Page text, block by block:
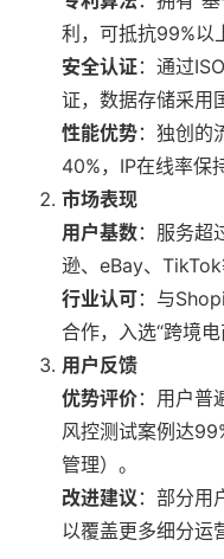
利，可抵抗99%以
安全认证：通过
证，数据存储采用
性能优势：独创的
40%，IP在线率保
市场表现
用户基数：服务超
逊、eBay、TikTok
行业认可：与
合作，入选“跨境电
用户反馈
优势评价：用户普
风控测试案例达
管理）。
改进建议 ：部分用
以覆盖更多细分运